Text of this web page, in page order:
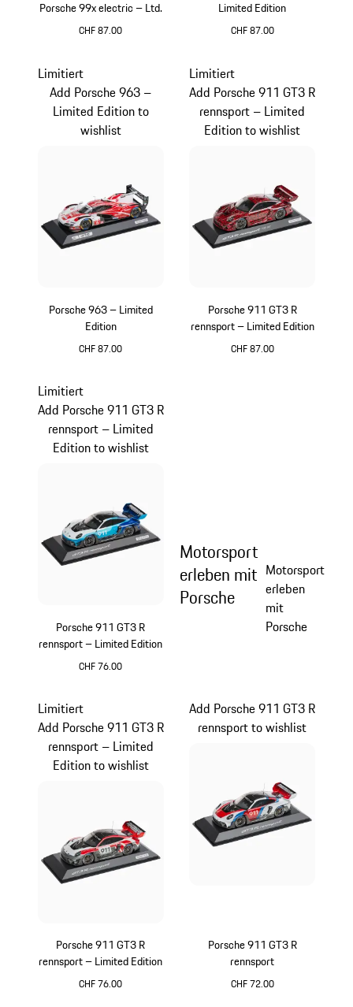
Porsche 99x electric – Ltd.
CHF 87.00
Limited Edition
CHF 87.00
Porsche 963 – Limited
Edition
CHF 87.00
Limitiert
Add Porsche 963 –
Limited Edition to
wishlist
Porsche 911 GT3 R
rennsport – Limited Edition
CHF 87.00
Limitiert
Add Porsche 911 GT3 R
rennsport – Limited
Edition to wishlist
Porsche 911 GT3 R
rennsport – Limited Edition
CHF 76.00
Limitiert
Add Porsche 911 GT3 R
rennsport – Limited
Edition to wishlist
Motorsport
erleben mit
Porsche
Motorsport
erleben
mit
Porsche
Porsche 911 GT3 R
rennsport – Limited Edition
CHF 76.00
Limitiert
Add Porsche 911 GT3 R
rennsport – Limited
Edition to wishlist
Porsche 911 GT3 R
rennsport
CHF 72.00
Add Porsche 911 GT3 R
rennsport to wishlist